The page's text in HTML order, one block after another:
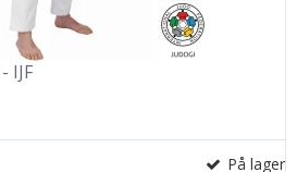
IJF
På lager